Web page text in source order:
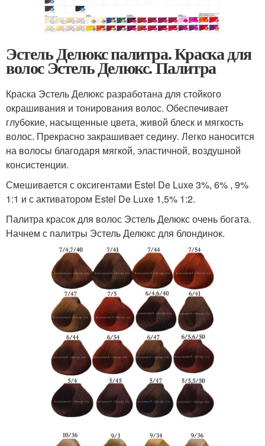
Эстель Делюкс палитра. Краска для
волос Эстель Делюкс. Палитра
Краска Эстель Делюкс разработана для стойкого
окрашивания и тонирования волос. Обеспечивает
глубокие, насыщенные цвета, живой блеск и мягкость
волос. Прекрасно закрашивает седину. Легко наносится
на волосы благодаря мягкой, эластичной, воздушной
консистенции.
Смешивается с оксигентами Estel De Luxe 3%, 6% , 9%
1:1 и с активатором Estel De Luxe 1,5% 1:2.
Палитра красок для волос Эстель Делюкс очень богата.
Начнем с палитры Эстель Делюкс для блондинок.